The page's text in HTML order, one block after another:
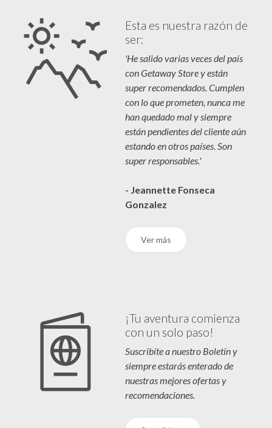
Esta es nuestra razón de
ser:
'He salido varias veces del país
con Getaway Store y están
super recomendados. Cumplen
con lo que prometen, nunca me
han quedado mal y siempre
están pendientes del cliente aún
estando en otros países. Son
super responsables.'
- Jeannette Fonseca
Gonzalez
Ver más
¡Tu aventura comienza
con un solo paso!
Suscribíte a nuestro Boletín y
siempre estarás enterado de
nuestras mejores ofertas y
recomendaciones.